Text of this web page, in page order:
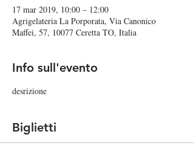
17 mar 2019, 10:00 – 12:00
Agrigelateria La Porporata, Via Canonico
Maffei, 57, 10077 Ceretta TO, Italia
Info sull'evento
desrizione
Biglietti